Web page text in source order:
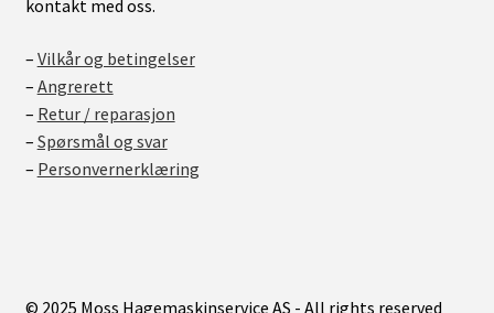
kontakt med oss.
– Vilkår og betingelser
– Angrerett
– Retur / reparasjon
– Spørsmål og svar
– Personvernerklæring
© 2025 Moss Hagemaskinservice AS - All rights reserved